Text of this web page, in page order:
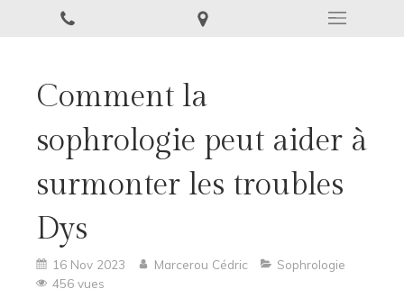
Comment la
sophrologie peut aider à
surmonter les troubles
Dys
16 Nov 2023 Marcerou Cédric
Sophrologie
456 vues